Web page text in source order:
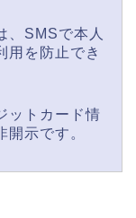
、SMSで本人
用を防止でき
ットカード情
示です。